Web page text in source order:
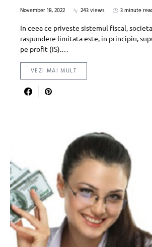
November 18, 2022 243 views
3 minute
In ceea ce priveste sistemul fiscal,
raspundere limitata este, in principiu,
pe profit (IS).…
VEZI MAI MULT